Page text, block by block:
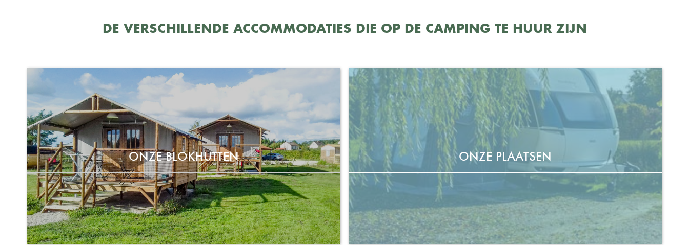
DE VERSCHILLENDE ACCOMMODATIES DIE OP DE CAMPING TE HUUR ZIJN
ONZE BLOKHUTTEN ONZE PLAATSEN